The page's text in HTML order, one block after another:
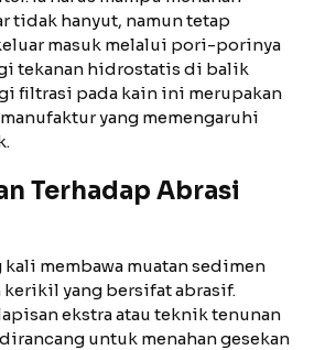
tidak hanyut, namun tetap
masuk melalui pori-porinya
tekanan hidrostatis di balik
filtrasi pada kain ini merupakan
yang memengaruhi
Terhadap Abrasi
membawa muatan sedimen
yang bersifat abrasif.
ekstra atau teknik tenunan
untuk menahan gesekan